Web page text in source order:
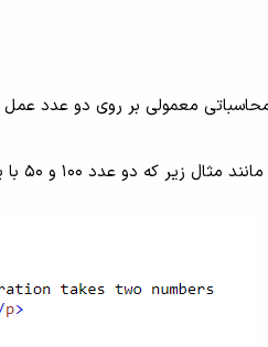
معمولی بر روی دو عدد
دو عدد 100 و 50 با یکدیگر جمع شده اند: